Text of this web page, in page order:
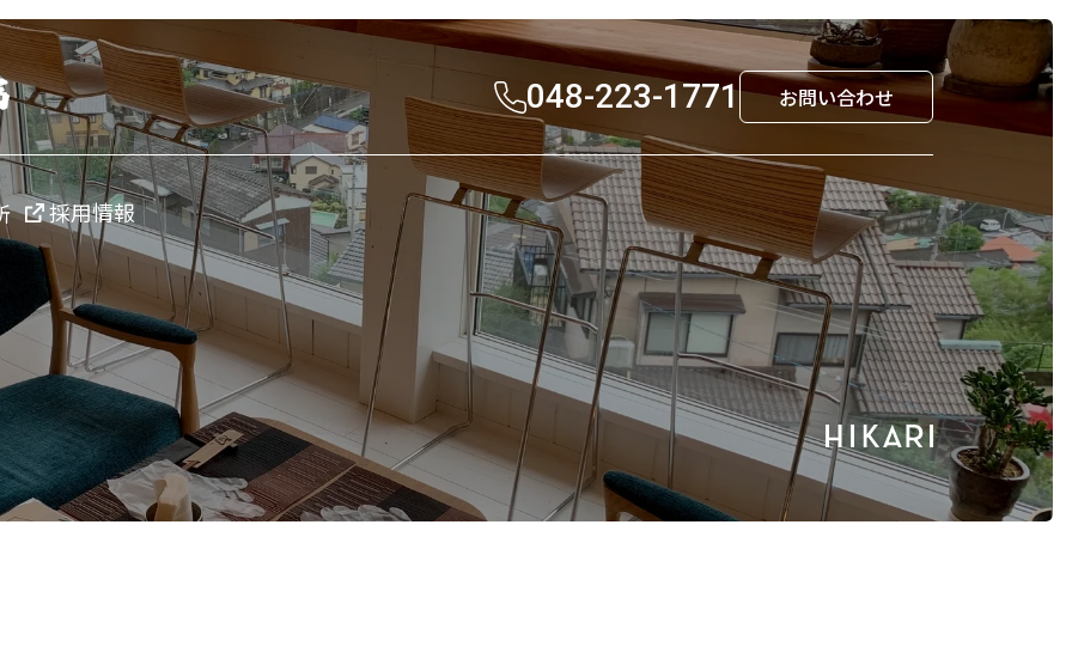
048-223-1771 お問い合わせ
採用情報